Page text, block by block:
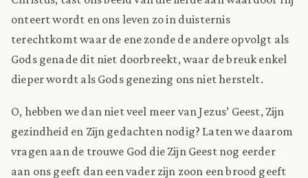
onteert wordt en ons leven zo in duisternis
terechtkomt waar de ene zonde de andere opvolgt als
Gods genade dit niet doorbreekt, waar de breuk enkel
dieper wordt als Gods genezing ons niet herstelt.
O, hebben we dan niet veel meer van Jezus’ Geest, Zijn
gezindheid en Zijn gedachten nodig? Laten we daarom
vragen aan de trouwe God die Zijn Geest nog eerder
aan ons geeft dan een vader zijn zoon een brood geeft